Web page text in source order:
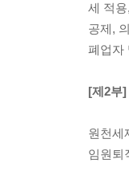
세 적
공제,
폐업자
[제2부]
원천세
임원퇴